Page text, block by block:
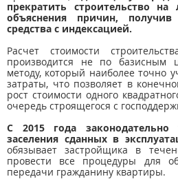
прекратить строительство
объяснения причин,
средства с индексацией.
Расчет стоимости
производится не по базисным
методу, который наиболее точно
затраты, что позволяет в
рост стоимости одного
очередь строящегося с
С 2015 года законодательно
заселения сданных в
обязывает застройщика в
провести все процедуры для
передачи гражданину квартиры.